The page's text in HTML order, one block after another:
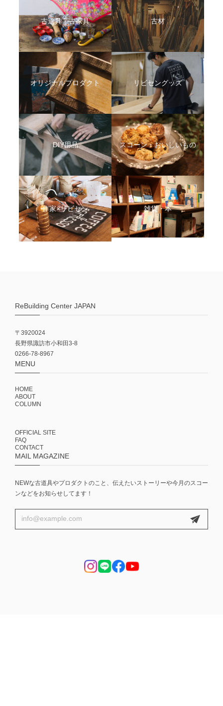
古道具・古家具 古材
オリジナルプロダクト リビセングッズ
DIY用品 スコーン・おいしいもの
作家×リビセン 雑貨・本
ReBuilding Center JAPAN
〒3920024
長野県諏訪市小和田3-8
0266-78-8967
MENU
HOME
ABOUT
COLUMN
OFFICIAL SITE
FAQ
CONTACT
MAIL MAGAZINE
NEWな古道具やプロダクトのこと、伝えたいストーリーや今月のスコー
ンなどをお知らせしてます！